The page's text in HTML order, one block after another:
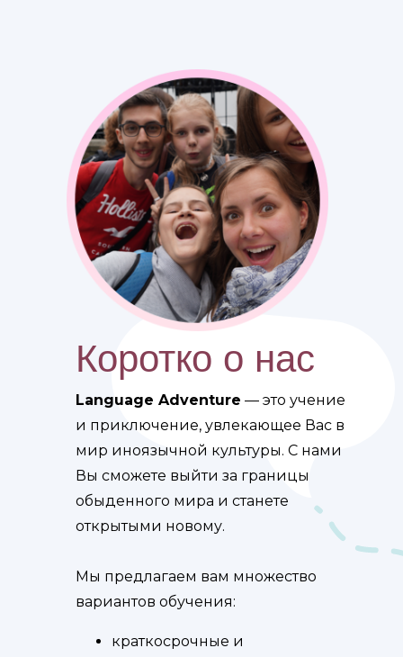
Language Adventure — это учение
и приключение, увлекающее Вас в
мир иноязычной культуры. С нами
Вы сможете выйти за границы
обыденного мира и станете
открытыми новому.
Мы предлагаем вам множество
вариантов обучения:
краткосрочные и
Коротко о нас